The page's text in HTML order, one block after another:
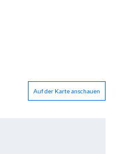
Auf der Karte anschauen